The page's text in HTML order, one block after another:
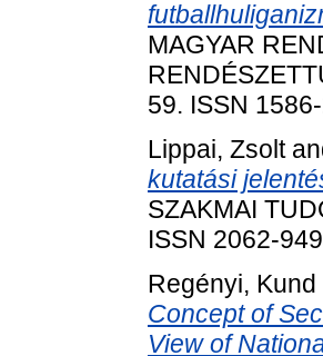
MAGYAR
59. ISSN
Lippai, Zsolt
kutatási
SZAKMAI
ISSN 2062-
Regényi, Kund
Concept of
View of